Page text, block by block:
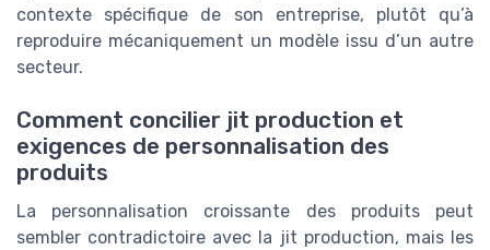
contexte spécifique de son entreprise, plutôt qu’à
reproduire mécaniquement un modèle issu d’un autre
secteur.
Comment concilier jit production et
exigences de personnalisation des
produits
La personnalisation croissante des produits peut
sembler contradictoire avec la jit production, mais les